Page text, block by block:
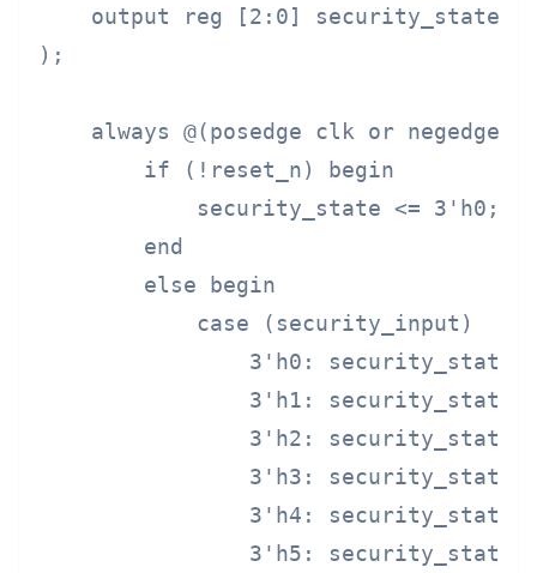
    output reg [2:0] security_state
);
always @(posedge clk or negedge
        if (!reset_n) begin
            security_state <= 3'h0;
        end
        else begin
            case (security_input)
3'h0: security_state
3'h1: security_state
3'h2: security_state
3'h3: security_state
3'h4: security_state
3'h5: security_state